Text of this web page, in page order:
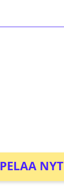
PELAA NYT